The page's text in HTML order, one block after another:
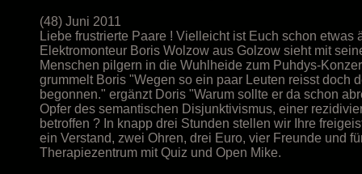
(48) Juni 2011
Liebe frustrierte Paare ! Vielleicht ist Euch schon
Elektromonteur Boris Wolzow aus Golzow sieht mit
Menschen pilgern in die Wuhlheide zum Puhdys-
grummelt Boris "Wegen so ein paar Leuten reisst doch
begonnen." ergänzt Doris "Warum sollte er da schon
Opfer des semantischen Disjunktivismus, einer
betroffen ? In knapp drei Stunden stellen wir Ihre
ein Verstand, zwei Ohren, drei Euro, vier Freunde und
Therapiezentrum mit Quiz und Open Mike.